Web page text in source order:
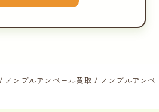
ノンブルアンベール買取
ノンブルアンベ